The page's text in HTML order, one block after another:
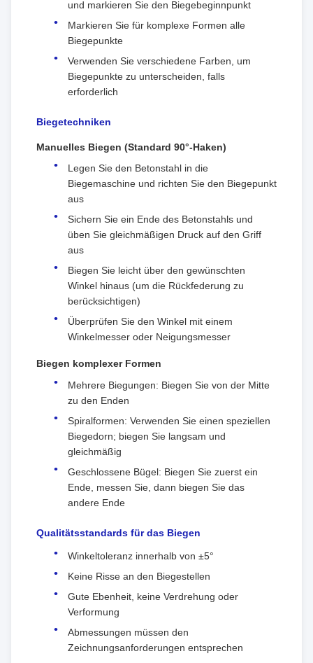
und markieren Sie den Biegebeginnpunkt
Markieren Sie für komplexe Formen alle
Biegepunkte
Verwenden Sie verschiedene Farben, um
Biegepunkte zu unterscheiden, falls
erforderlich
Biegetechniken
Manuelles Biegen (Standard 90°-Haken)
Legen Sie den Betonstahl in die
Biegemaschine und richten Sie den Biegepunkt
aus
Sichern Sie ein Ende des Betonstahls und
üben Sie gleichmäßigen Druck auf den Griff
aus
Biegen Sie leicht über den gewünschten
Winkel hinaus (um die Rückfederung zu
berücksichtigen)
Überprüfen Sie den Winkel mit einem
Winkelmesser oder Neigungsmesser
Biegen komplexer Formen
Mehrere Biegungen: Biegen Sie von der Mitte
zu den Enden
Spiralformen: Verwenden Sie einen speziellen
Biegedorn; biegen Sie langsam und
gleichmäßig
Geschlossene Bügel: Biegen Sie zuerst ein
Ende, messen Sie, dann biegen Sie das
andere Ende
Qualitätsstandards für das Biegen
Winkeltoleranz innerhalb von ±5°
Keine Risse an den Biegestellen
Gute Ebenheit, keine Verdrehung oder
Verformung
Abmessungen müssen den
Zeichnungsanforderungen entsprechen